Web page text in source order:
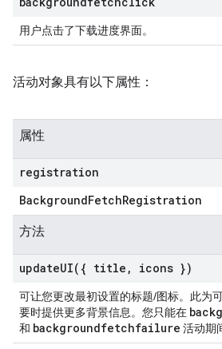
用户点击了下载进度界面。
活动对象具有以下属性：
属性
registration
BackgroundFetchRegistration
方法
updateUI( { title , icons })
可让您更改最初设置的标题/图标。此为
要时提供更多背景信息。您只能在
和 backgroundfetchfailure 活动期